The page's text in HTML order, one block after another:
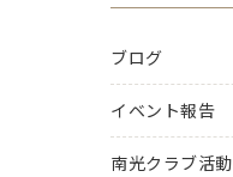
ブログ
イベント報告
南光クラブ活動